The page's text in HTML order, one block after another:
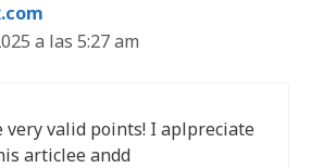
a las 5:27 am
very valid points! I aplpreciate
articlee andd